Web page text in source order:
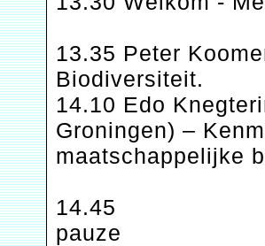
13.35 Peter
Biodiversiteit.
14.10 Edo
Groningen) –
maatschappelijke
14.45
pauze